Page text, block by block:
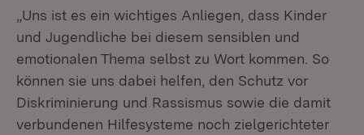
„Uns ist es ein wichtiges Anliegen, dass Kinder
und Jugendliche bei diesem sensiblen und
emotionalen Thema selbst zu Wort kommen. So
können sie uns dabei helfen, den Schutz vor
Diskriminierung und Rassismus sowie die damit
verbundenen Hilfesysteme noch zielgerichteter